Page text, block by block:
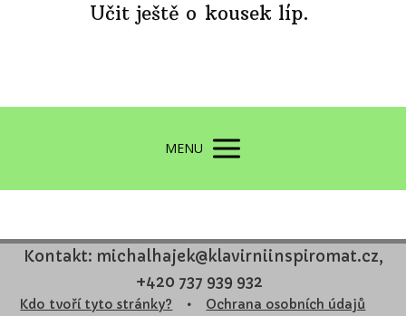
Učit ještě o kousek líp.
MENU
Kontakt: michalhajek@klavirniinspiromat.cz,
+420 737 939 932
Kdo tvoří tyto stránky? •
Ochrana osobních údajů